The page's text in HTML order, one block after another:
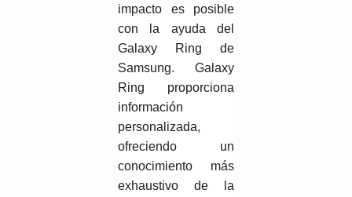
impacto es posible
con la ayuda del
Galaxy Ring de
Samsung. Galaxy
Ring proporciona
información
personalizada,
ofreciendo un
conocimiento más
exhaustivo de la